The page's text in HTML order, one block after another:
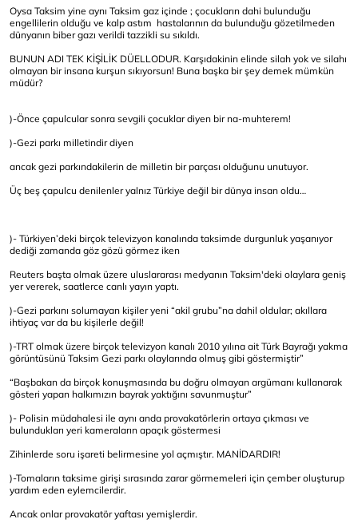
Oysa Taksim yine aynı Taksim gaz içinde ; çocukların dahi bulunduğu
engellilerin olduğu ve kalp astım hastalarının da bulunduğu gözetilmeden
dünyanın biber gazı verildi tazzikli su sıkıldı.
BUNUN ADI TEK KİŞİLİK DÜELLODUR. Karşıdakinin elinde silah yok ve silahı
olmayan bir insana kurşun sıkıyorsun! Buna başka bir şey demek mümkün
müdür?
)-Önce çapulcular sonra sevgili çocuklar diyen bir na-muhterem!
)-Gezi parkı milletindir diyen
ancak gezi parkındakilerin de milletin bir parçası olduğunu unutuyor.
Üç beş çapulcu denilenler yalnız Türkiye değil bir dünya insan oldu…
)- Türkiyen’deki birçok televizyon kanalında taksimde durgunluk yaşanıyor
dediği zamanda göz gözü görmez iken
Reuters başta olmak üzere uluslararası medyanın Taksim'deki olaylara geniş
yer vererek, saatlerce canlı yayın yaptı.
)-Gezi parkını solumayan kişiler yeni “akil grubu”na dahil oldular; akıllara
ihtiyaç var da bu kişilerle değil!
)-TRT olmak üzere birçok televizyon kanalı 2010 yılına ait Türk Bayrağı yakma
görüntüsünü Taksim Gezi parkı olaylarında olmuş gibi göstermiştir”
“Başbakan da birçok konuşmasında bu doğru olmayan argümanı kullanarak
gösteri yapan halkımızın bayrak yaktığını savunmuştur”
)- Polisin müdahalesi ile aynı anda provakatörlerin ortaya çıkması ve
bulundukları yeri kameraların apaçık göstermesi
Zihinlerde soru işareti belirmesine yol açmıştır. MANİDARDIR!
)-Tomaların taksime girişi sırasında zarar görmemeleri için çember oluşturup
yardım eden eylemcilerdir.
Ancak onlar provakatör yaftası yemişlerdir.